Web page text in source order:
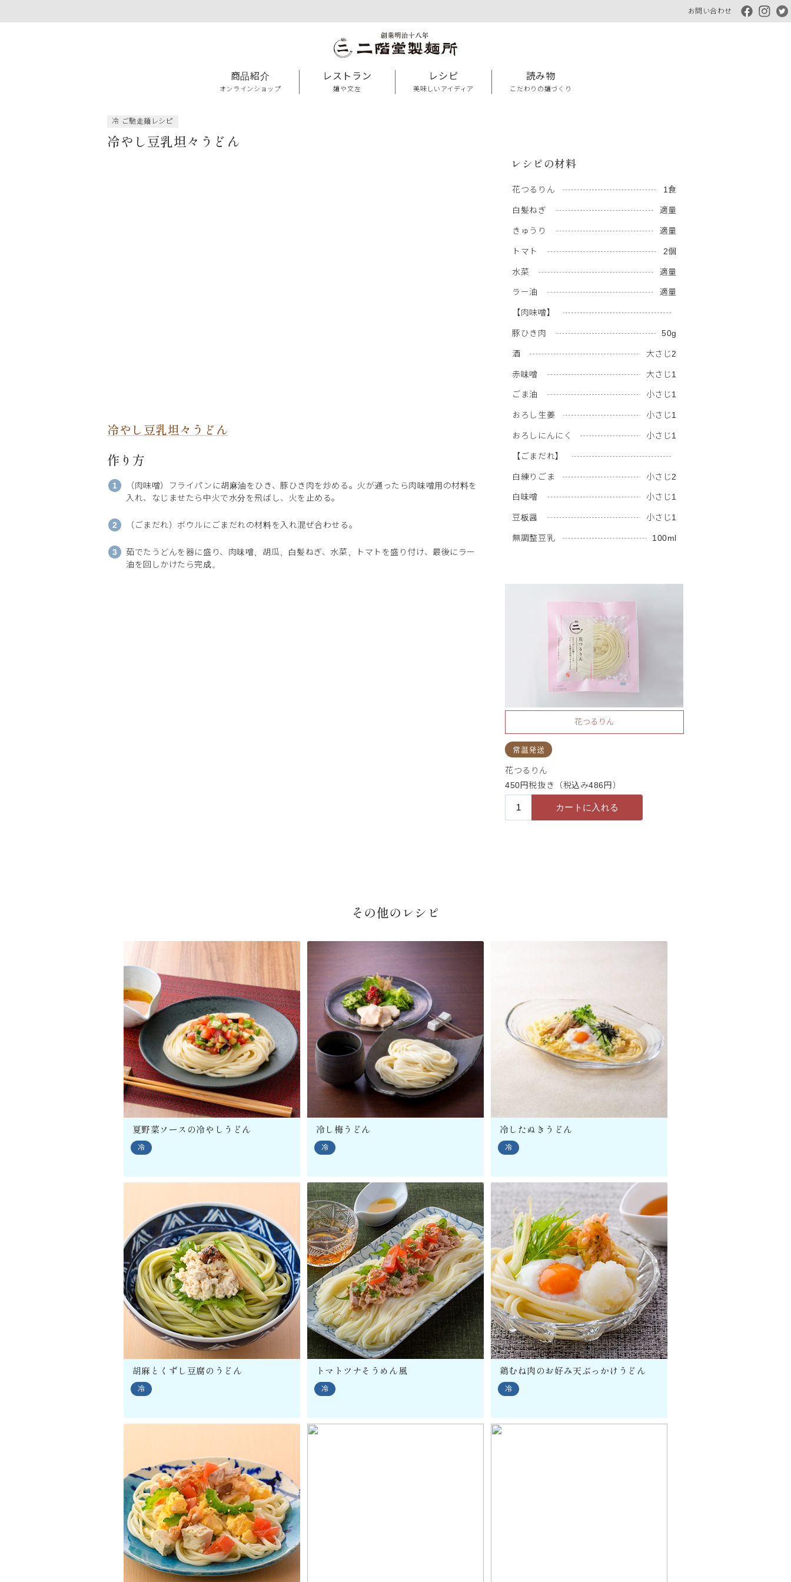
お問い合わせ
商品紹介
オンラインショップ
レストラン
麺や文左
レシピ
美味しいアイディア
読み物
こだわりの麺づくり
冷 ご馳走麺レシピ
冷やし豆乳坦々うどん
冷やし豆乳坦々うどん
作り方
（肉味噌）フライパンに胡麻油をひき、豚ひき肉を炒める。火が通ったら肉味噌用の材料を
入れ、なじませたら中火で水分を飛ばし、火を止める。
（ごまだれ）ボウルにごまだれの材料を入れ混ぜ合わせる。
茹でたうどんを器に盛り、肉味噌、胡瓜、白髪ねぎ、水菜、トマトを盛り付け、最後にラー
油を回しかけたら完成。
レシピの材料
花つるりん 1食
白髪ねぎ 適量
きゅうり 適量
トマト 2個
水菜 適量
ラー油 適量
【肉味噌】
豚ひき肉 50g
酒 大さじ2
赤味噌 大さじ1
ごま油 小さじ1
おろし生姜 小さじ1
おろしにんにく 小さじ1
【ごまだれ】
白練りごま 小さじ2
白味噌 小さじ1
豆板醤 小さじ1
無調整豆乳 100ml
花つるりん
常温発送
花つるりん
450円税抜き（税込み486円）
その他のレシピ
夏野菜ソースの冷やしうどん
冷
冷し梅うどん
冷
冷したぬきうどん
冷
胡麻とくずし豆腐のうどん
冷
トマトツナそうめん風
冷
鶏むね肉のお好み天ぶっかけうどん
冷